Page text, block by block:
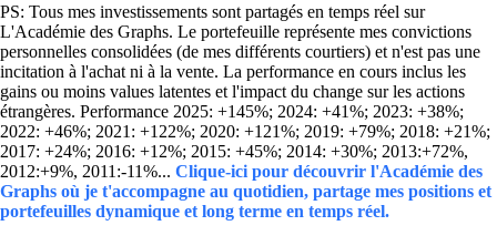
PS: Tous mes investissements sont partagés en temps réel sur
L'Académie des Graphs. Le portefeuille représente mes convictions
personnelles consolidées (de mes différents courtiers) et n'est pas une
incitation à l'achat ni à la vente. La performance en cours inclus les
gains ou moins values latentes et l'impact du change sur les actions
étrangères. Performance 2025: +145%; 2024: +41%; 2023: +38%;
2022: +46%; 2021: +122%; 2020: +121%; 2019: +79%; 2018: +21%;
2017: +24%; 2016: +12%; 2015: +45%; 2014: +30%; 2013:+72%,
2012:+9%, 2011:-11%... Clique-ici pour découvrir l'Académie des
Graphs où je t'accompagne au quotidien, partage mes positions et
portefeuilles dynamique et long terme en temps réel.